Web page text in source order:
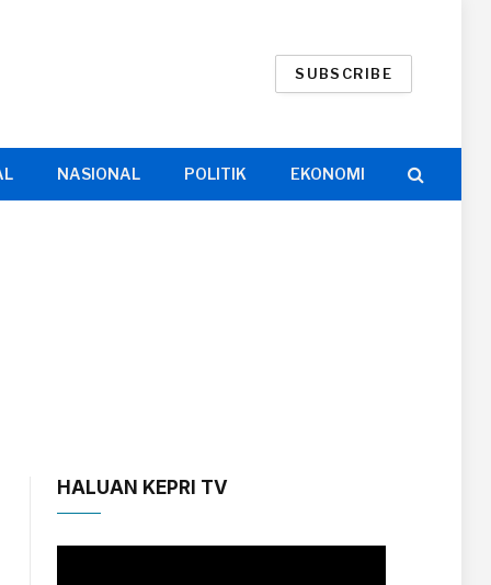
SUBSCRIBE
NASIONAL POLITIK EKONOMI
HALUAN KEPRI TV